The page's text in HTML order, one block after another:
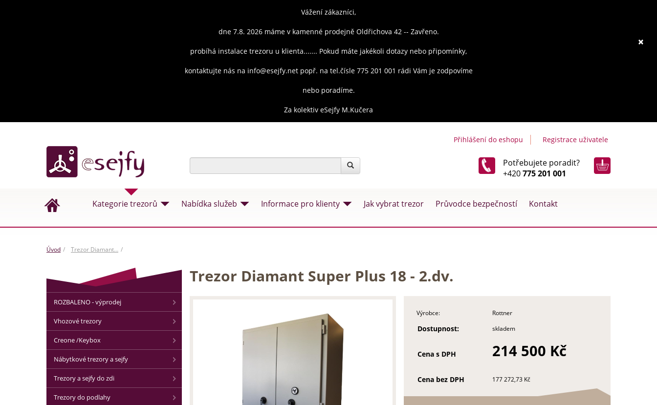
×
Vážení zákazníci,
dne 7.8. 2026 máme v kamenné prodejně Oldřichova 42 -- Zavřeno.
probíhá instalace trezoru u klienta....... Pokud máte jakékoli dotazy nebo připomínky,
kontaktujte nás na info@esejfy.net popř. na tel.čísle 775 201 001 rádi Vám je zodpovíme
nebo poradíme.
Za kolektiv eSejfy M.Kučera
Přihlášení do eshopu Registrace uživatele
Potřebujete poradit?
+420775 201 001
Kategorie trezorů Nabídka služeb Informace pro klienty Jak vybrat trezor Průvodce bezpečností Kontakt
Úvod Trezor Diamant…
Trezor Diamant Super Plus 18 - 2.dv.
Výrobce: Rottner
Dostupnost: skladem
Cena s DPH 214 500 Kč
Cena bez DPH 177 272,73 Kč
ROZBALENO - výprodej
Vhozové trezory
Creone /Keybox
Nábytkové trezory a sejfy
Trezory a sejfy do zdi
Trezory do podlahy